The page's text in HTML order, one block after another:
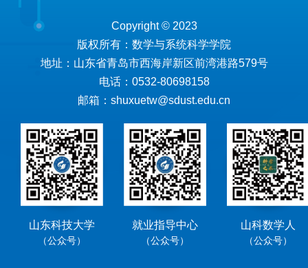
Copyright © 2023
版权所有：数学与系统科学学院
地址：山东省青岛市西海岸新区前湾港路579号
电话：0532-80698158
邮箱：shuxuetw@sdust.edu.cn
山东科技大学
（公众号）
就业指导中心
（公众号）
山科数学人
（公众号）